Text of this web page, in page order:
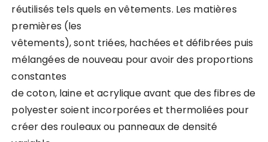
réutilisés tels quels en vêtements. Les matières
premières (les
vêtements), sont triées, hachées et défibrées puis
mélangées de nouveau pour avoir des proportions
constantes
de coton, laine et acrylique avant que des fibres de
polyester soient incorporées et thermoliées pour
créer des rouleaux ou panneaux de densité